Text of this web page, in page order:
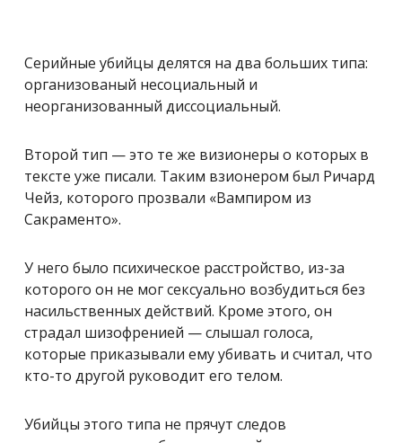
Серийные убийцы делятся на два больших типа:
организованый несоциальный и
неорганизованный диссоциальный.
Второй тип — это те же визионеры о которых в
тексте уже писали. Таким взионером был Ричард
Чейз, которого прозвали «Вампиром из
Сакраменто».
У него было психическое расстройство, из-за
которого он не мог сексуально возбудиться без
насильственных действий. Кроме этого, он
страдал шизофренией — слышал голоса,
которые приказывали ему убивать и считал, что
кто-то другой руководит его телом.
Убийцы этого типа не прячут следов